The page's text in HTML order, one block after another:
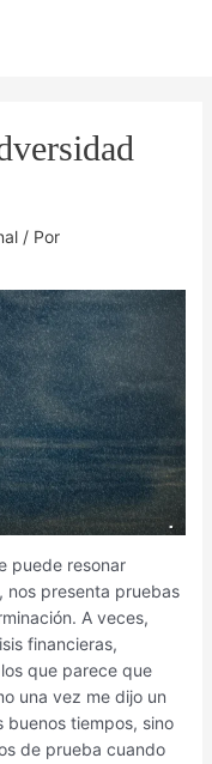
/ Por
puede resonar
nos presenta pruebas
A veces,
financieras,
que parece que
una vez me dijo un
buenos tiempos, sino
de prueba cuando